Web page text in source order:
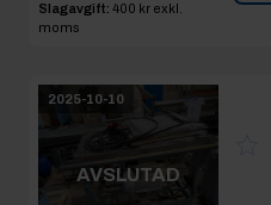
Slagavgift: 400 kr exkl.
moms
2025-10-10
AVSLUTAD